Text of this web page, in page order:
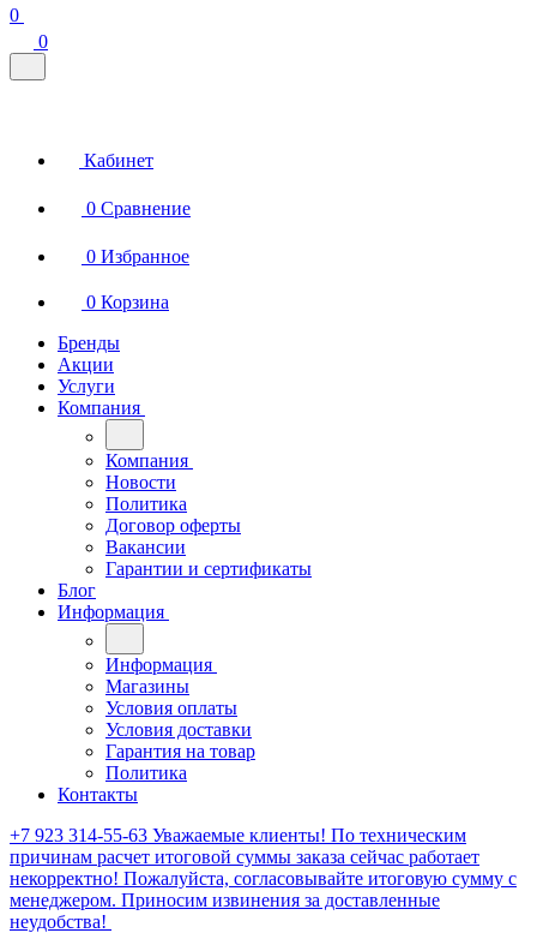
0
0
Кабинет
0 Сравнение
0 Избранное
0 Корзина
Бренды
Акции
Услуги
Компания
Компания
Новости
Политика
Договор оферты
Вакансии
Гарантии и сертификаты
Блог
Информация
Информация
Магазины
Условия оплаты
Условия доставки
Гарантия на товар
Политика
Контакты
+7 923 314-55-63 Уважаемые клиенты! По техническим
причинам расчет итоговой суммы заказа сейчас работает
некорректно! Пожалуйста, согласовывайте итоговую сумму с
менеджером. Приносим извинения за доставленные
неудобства!